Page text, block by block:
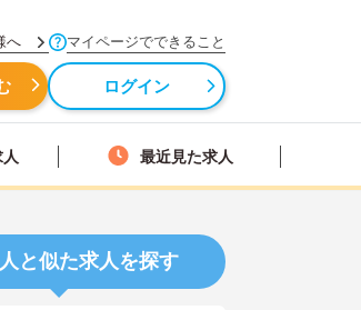
へ マイページでできること
ログイン
最近見た求人
と似た求人を探す